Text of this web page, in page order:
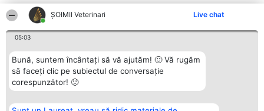
ȘOIMII Veterinari Live chat
05:03
Bună, suntem încântați să vă ajutăm! 🙂 Vă rugăm
să faceți clic pe subiectul de conversație
corespunzător! 🙂